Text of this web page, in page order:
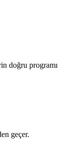
doğru programı
geçer.